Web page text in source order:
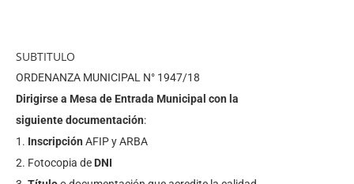
SUBTITULO
ORDENANZA MUNICIPAL N° 1947/18
Dirigirse a Mesa de Entrada Municipal con la
siguiente documentación:
1. Inscripción AFIP y ARBA
2. Fotocopia de DNI